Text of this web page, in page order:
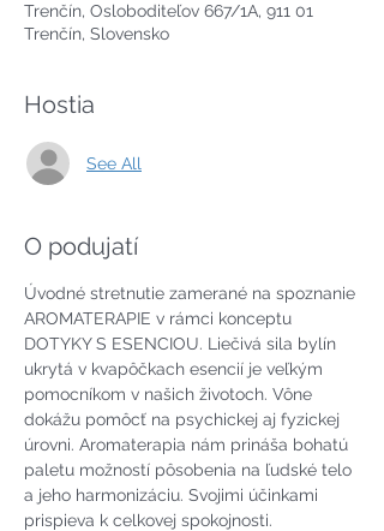
Trenčín, Osloboditeľov 667/1A, 911 01
Trenčín, Slovensko
Hostia
See All
O podujatí
Úvodné stretnutie zamerané na spoznanie
AROMATERAPIE v rámci konceptu
DOTYKY S ESENCIOU. Liečivá sila bylín
ukrytá v kvapôčkach esencií je veľkým
pomocníkom v našich životoch. Vône
dokážu pomôcť na psychickej aj fyzickej
úrovni. Aromaterapia nám prináša bohatú
paletu možností pôsobenia na ľudské telo
a jeho harmonizáciu. Svojimi účinkami
prispieva k celkovej spokojnosti.